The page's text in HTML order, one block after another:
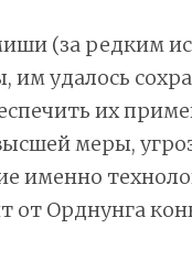
(за редким
удалось
их
меры,
именно
от Орднунга